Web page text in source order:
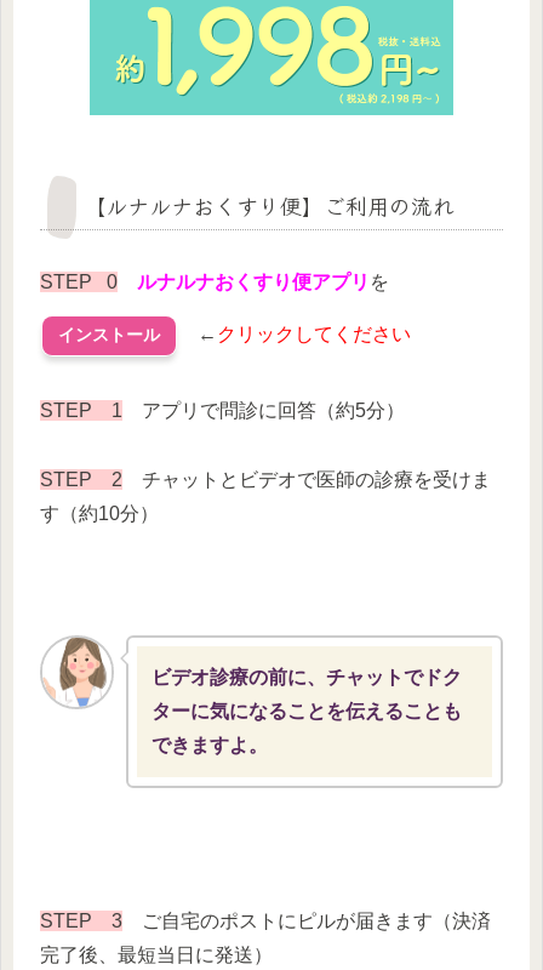
【ルナルナおくすり便】ご利用の流れ
STEP 0 ルナルナおくすり便アプリ を
インストール ← クリックしてください
STEP 1 アプリで問診に回答（約5分）
STEP 2 チャットとビデオで医師の診療を受けま
す（約10分）
ビデオ診療の前に、チャットでドク
ターに気になることを伝えることも
できますよ。
STEP 3 ご自宅のポストにピルが届きます（決済
完了後、最短当日に発送）